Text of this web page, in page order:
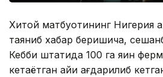
Хитой матбуотининг Нигерия
таяниб хабар беришича,
Кебби штатида 100 га яқин
кетаётган қайиқ ағдарилиб